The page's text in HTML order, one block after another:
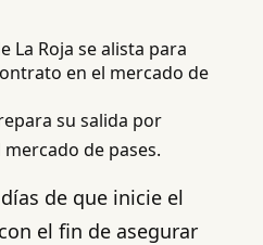
su salida por
de pases.
de que inicie el
el fin de asegurar